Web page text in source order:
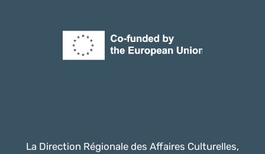
La Direction Régionale des Affaires Culturelles,